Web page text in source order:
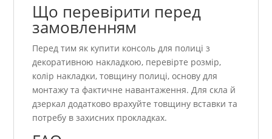
Що перевірити перед
замовленням
Перед тим як купити консоль для полиці з
декоративною накладкою, перевірте розмір,
колір накладки, товщину полиці, основу для
монтажу та фактичне навантаження. Для скла й
дзеркал додатково врахуйте товщину вставки та
потребу в захисних прокладках.